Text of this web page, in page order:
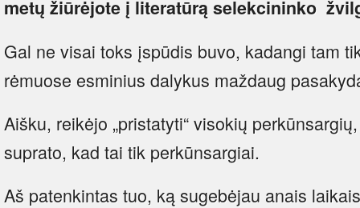
metų žiūrėjote į literatūrą selekcininko
Gal ne visai toks įspūdis buvo, kadangi tam
rėmuose esminius dalykus maždaug
Aišku, reikėjo „pristatyti“ visokių
suprato, kad tai tik perkūnsargiai.
Aš patenkintas tuo, ką sugebėjau anais